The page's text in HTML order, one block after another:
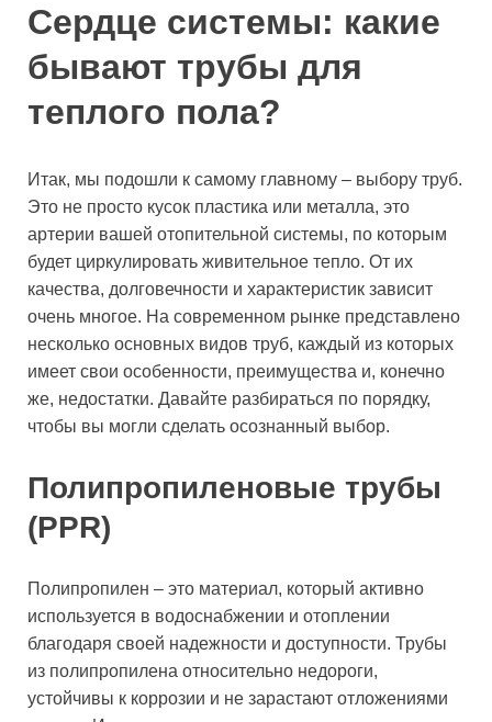
Сердце системы: какие
бывают трубы для
теплого пола?
Итак, мы подошли к самому главному – выбору труб.
Это не просто кусок пластика или металла, это
артерии вашей отопительной системы, по которым
будет циркулировать живительное тепло. От их
качества, долговечности и характеристик зависит
очень многое. На современном рынке представлено
несколько основных видов труб, каждый из которых
имеет свои особенности, преимущества и, конечно
же, недостатки. Давайте разбираться по порядку,
чтобы вы могли сделать осознанный выбор.
Полипропиленовые трубы
(PPR)
Полипропилен – это материал, который активно
используется в водоснабжении и отоплении
благодаря своей надежности и доступности. Трубы
из полипропилена относительно недороги,
устойчивы к коррозии и не зарастают отложениями